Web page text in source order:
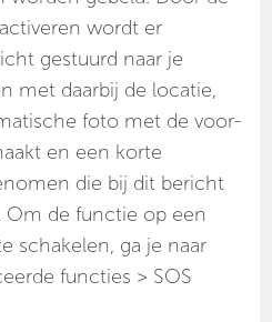
wordt er
gestuurd naar je
met daarbij de locatie,
foto met de voor-
en een korte
die bij dit bericht
de functie op een
schakelen, ga je naar
functies > SOS